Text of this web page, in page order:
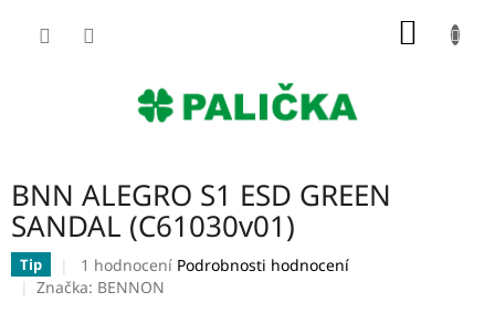
BNN ALEGRO S1 ESD GREEN
SANDAL (C61030v01)
Tip
Průměrné
hodnocení
1 hodnocení Podrobnosti hodnocení
Značka: BENNON